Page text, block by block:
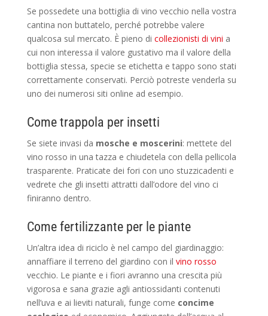
Se possedete una bottiglia di vino vecchio nella vostra
cantina non buttatelo, perché potrebbe valere
qualcosa sul mercato. È pieno di collezionisti di vini a
cui non interessa il valore gustativo ma il valore della
bottiglia stessa, specie se etichetta e tappo sono stati
correttamente conservati. Perciò potreste venderla su
uno dei numerosi siti online ad esempio.
Come trappola per insetti
Se siete invasi da mosche e moscerini: mettete del
vino rosso in una tazza e chiudetela con della pellicola
trasparente. Praticate dei fori con uno stuzzicadenti e
vedrete che gli insetti attratti dall’odore del vino ci
finiranno dentro.
Come fertilizzante per le piante
Un’altra idea di riciclo è nel campo del giardinaggio:
annaffiare il terreno del giardino con il vino rosso
vecchio. Le piante e i fiori avranno una crescita più
vigorosa e sana grazie agli antiossidanti contenuti
nell’uva e ai lieviti naturali, funge come concime